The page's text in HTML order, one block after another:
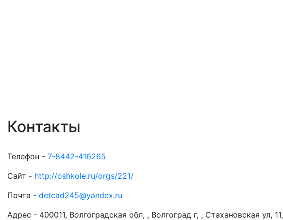
Контакты
Телефон - 7-8442-416265
Сайт - http://oshkole.ru/orgs/221/
Почта - detcad245@yandex.ru
Адрес - 400011, Волгоградская обл, , Волгоград г, , Стахановская ул, 11,